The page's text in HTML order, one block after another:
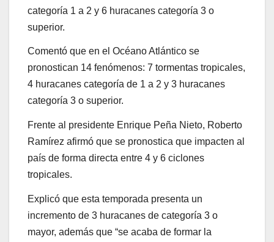
categoría 1 a 2 y 6 huracanes categoría 3 o
superior.
Comentó que en el Océano Atlántico se
pronostican 14 fenómenos: 7 tormentas tropicales,
4 huracanes categoría de 1 a 2 y 3 huracanes
categoría 3 o superior.
Frente al presidente Enrique Peña Nieto, Roberto
Ramírez afirmó que se pronostica que impacten al
país de forma directa entre 4 y 6 ciclones
tropicales.
Explicó que esta temporada presenta un
incremento de 3 huracanes de categoría 3 o
mayor, además que “se acaba de formar la